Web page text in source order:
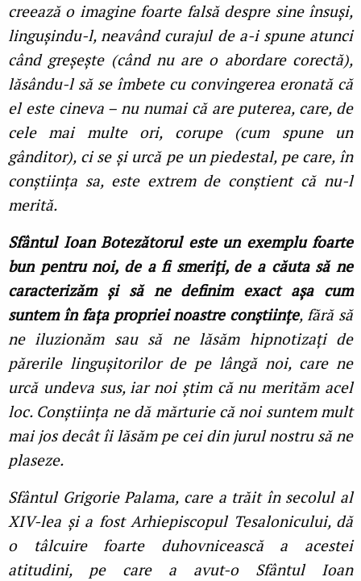
creează o imagine foarte falsă despre sine însuși,
lingușindu-l, neavând curajul de a-i spune atunci
când greșește (când nu are o abordare corectă),
lăsându-l să se îmbete cu convingerea eronată că
el este cineva – nu numai că are puterea, care, de
cele mai multe ori, corupe (cum spune un
gânditor), ci se și urcă pe un piedestal, pe care, în
conștiinţa sa, este extrem de conștient că nu-l
merită.
Sfântul Ioan Botezătorul este un exemplu foarte
bun pentru noi, de a fi smeriţi, de a căuta să ne
caracterizăm și să ne definim exact așa cum
suntem în faţa propriei noastre conștiinţe, fără să
ne iluzionăm sau să ne lăsăm hipnotizaţi de
părerile lingușitorilor de pe lângă noi, care ne
urcă undeva sus, iar noi știm că nu merităm acel
loc. Conștiinţa ne dă mărturie că noi suntem mult
mai jos decât îi lăsăm pe cei din jurul nostru să ne
plaseze.
Sfântul Grigorie Palama, care a trăit în secolul al
XIV-lea și a fost Arhiepiscopul Tesalonicului, dă
o tâlcuire foarte duhovnicească a acestei
atitudini, pe care a avut-o Sfântul Ioan